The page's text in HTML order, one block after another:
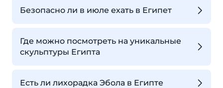
Безопасно ли в июле ехать в Египет
Где можно посмотреть на уникальные
скульптуры Египта
Есть ли лихорадка Эбола в Египте